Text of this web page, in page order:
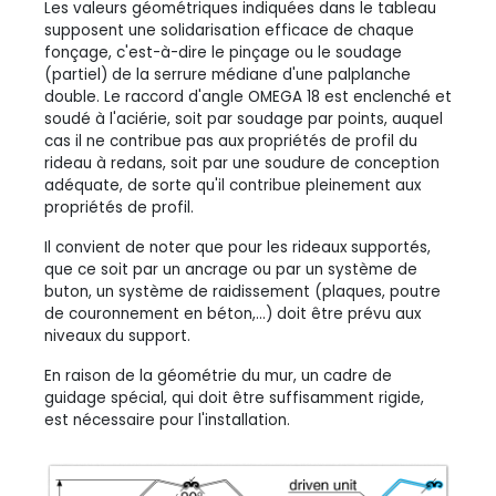
Les valeurs géométriques indiquées dans le tableau
supposent une solidarisation efficace de chaque
fonçage, c'est-à-dire le pinçage ou le soudage
(partiel) de la serrure médiane d'une palplanche
double. Le raccord d'angle OMEGA 18 est enclenché et
soudé à l'aciérie, soit par soudage par points, auquel
cas il ne contribue pas aux propriétés de profil du
rideau à redans, soit par une soudure de conception
adéquate, de sorte qu'il contribue pleinement aux
propriétés de profil.
Il convient de noter que pour les rideaux supportés,
que ce soit par un ancrage ou par un système de
buton, un système de raidissement (plaques, poutre
de couronnement en béton,...) doit être prévu aux
niveaux du support.
En raison de la géométrie du mur, un cadre de
guidage spécial, qui doit être suffisamment rigide,
est nécessaire pour l'installation.